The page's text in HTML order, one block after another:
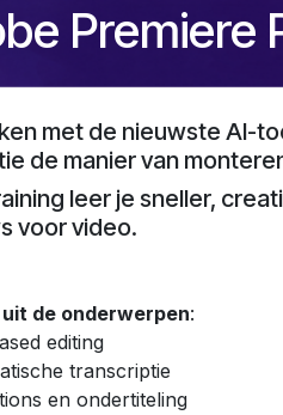
Premiere
met de nieuwste AI-
de manier van
leer je sneller,
voor video.
uit de onderwerpen:
editing
transcriptie
en ondertiteling